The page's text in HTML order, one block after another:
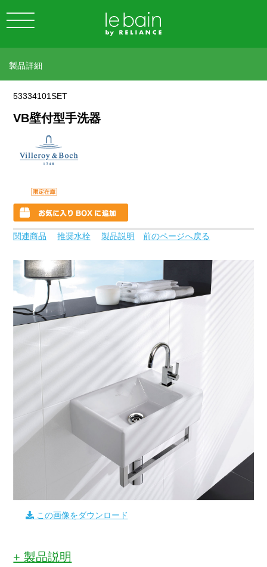
製品詳細
53334101SET
VB壁付型手洗器
関連商品 推奨水栓 製品説明 前のページへ戻る
この画像をダウンロード
製品説明